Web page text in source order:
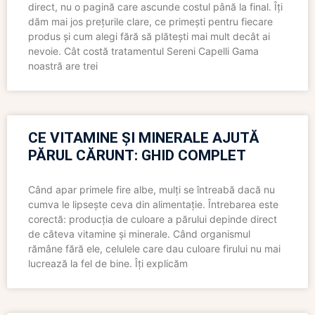
direct, nu o pagină care ascunde costul până la final. Îți
dăm mai jos prețurile clare, ce primești pentru fiecare
produs și cum alegi fără să plătești mai mult decât ai
nevoie. Cât costă tratamentul Sereni Capelli Gama
noastră are trei
CE VITAMINE ȘI MINERALE AJUTĂ
PĂRUL CĂRUNT: GHID COMPLET
Când apar primele fire albe, mulți se întreabă dacă nu
cumva le lipsește ceva din alimentație. Întrebarea este
corectă: producția de culoare a părului depinde direct
de câteva vitamine și minerale. Când organismul
rămâne fără ele, celulele care dau culoare firului nu mai
lucrează la fel de bine. Îți explicăm